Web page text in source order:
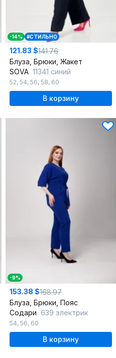
-14% #СТИЛЬНО
121.83 $141.76
Блуза, Брюки, Жакет
SOVA 11341 синий
52, 54, 56, 58, 60
В корзину
-9%
153.38 $168.97
Блуза, Брюки, Пояс
Содари 639 электрик
54, 56, 60
В корзину